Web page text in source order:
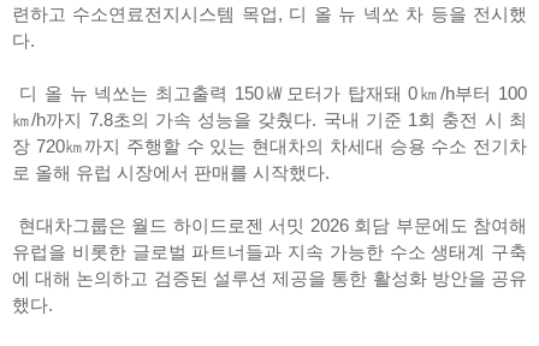
련하고 수소연료전지시스템 목업, 디 올 뉴 넥쏘 차 등을 전시했
다.
디 올 뉴 넥쏘는 최고출력 150㎾모터가 탑재돼 0㎞/h부터 100
㎞/h까지 7.8초의 가속 성능을 갖췄다. 국내 기준 1회 충전 시 최
장 720㎞까지 주행할 수 있는 현대차의 차세대 승용 수소 전기차
로 올해 유럽 시장에서 판매를 시작했다.
현대차그룹은 월드 하이드로젠 서밋 2026 회담 부문에도 참여해
유럽을 비롯한 글로벌 파트너들과 지속 가능한 수소 생태계 구축
에 대해 논의하고 검증된 설루션 제공을 통한 활성화 방안을 공유
했다.